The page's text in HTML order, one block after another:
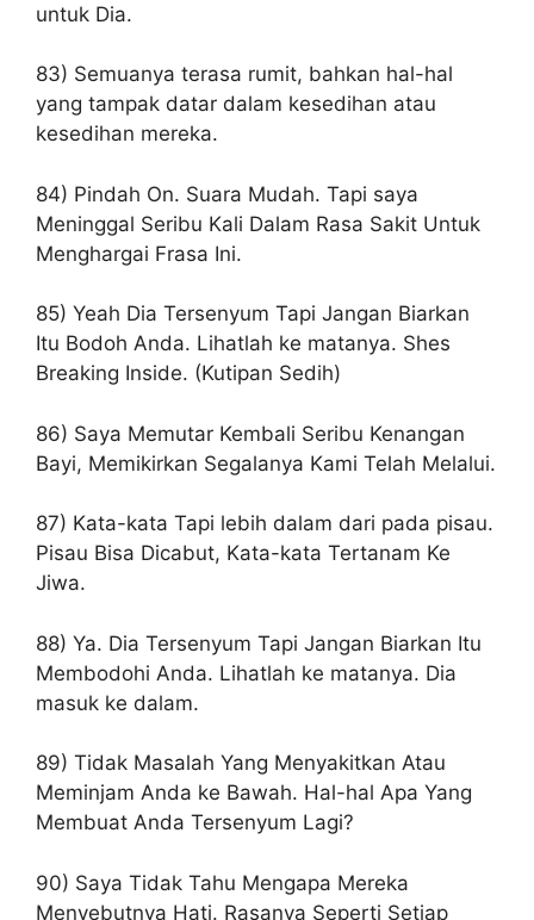
untuk Dia.
83) Semuanya terasa rumit, bahkan hal-hal
yang tampak datar dalam kesedihan atau
kesedihan mereka.
84) Pindah On. Suara Mudah. Tapi saya
Meninggal Seribu Kali Dalam Rasa Sakit Untuk
Menghargai Frasa Ini.
85) Yeah Dia Tersenyum Tapi Jangan Biarkan
Itu Bodoh Anda. Lihatlah ke matanya. Shes
Breaking Inside. (Kutipan Sedih)
86) Saya Memutar Kembali Seribu Kenangan
Bayi, Memikirkan Segalanya Kami Telah Melalui.
87) Kata-kata Tapi lebih dalam dari pada pisau.
Pisau Bisa Dicabut, Kata-kata Tertanam Ke
Jiwa.
88) Ya. Dia Tersenyum Tapi Jangan Biarkan Itu
Membodohi Anda. Lihatlah ke matanya. Dia
masuk ke dalam.
89) Tidak Masalah Yang Menyakitkan Atau
Meminjam Anda ke Bawah. Hal-hal Apa Yang
Membuat Anda Tersenyum Lagi?
90) Saya Tidak Tahu Mengapa Mereka
Menyebutnya Hati. Rasanya Seperti Setiap